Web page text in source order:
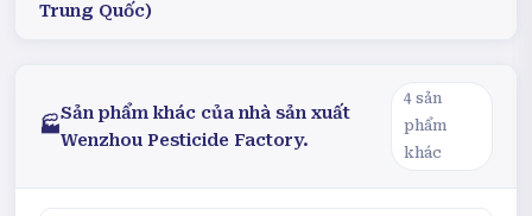
Trung Quốc)
🏭
Sản phẩm khác của nhà sản xuất
Wenzhou Pesticide Factory.
4sản
phẩm
khác